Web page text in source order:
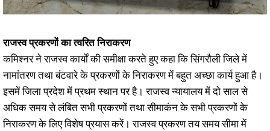
राजस्व प्रकरणों का त्वरित निराकरण
कमिश्नर ने राजस्व कार्यों की समीक्षा करते हुए कहा कि सिंगरौली जिले में
नामांतरण तथा बंटवारे के प्रकरणों के निराकरण में बहुत अच्छा कार्य हुआ है।
इसमें जिला प्रदेश में प्रथम स्थान पर है। राजस्व न्यायालय में दो साल से
अधिक समय से लंबित सभी प्रकरणों तथा सीमाकंन के सभी प्रकरणों के
निराकरण के लिए विशेष प्रयास करें। राजस्व प्रकरण तय समय सीमा में